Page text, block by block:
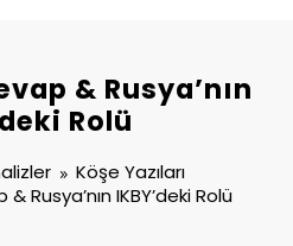
& Rusya’nın
Rolü
Köşe Yazıları
Rusya’nın IKBY’deki Rolü